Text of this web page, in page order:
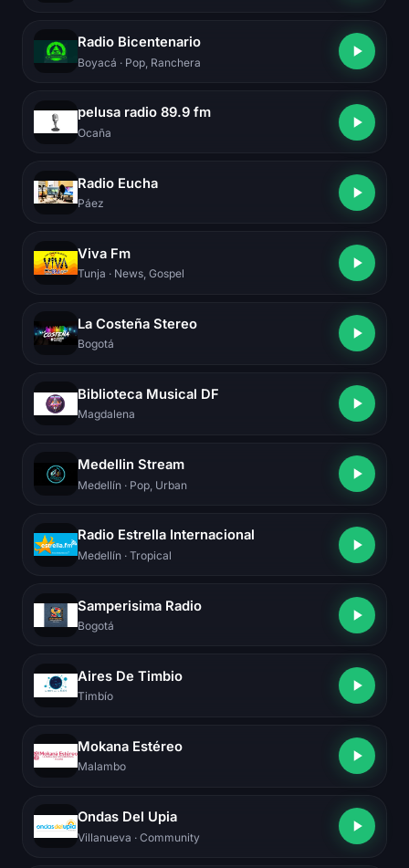
Radio Bicentenario
Boyacá · Pop, Ranchera
pelusa radio 89.9 fm
Ocaña
Radio Eucha
Páez
Viva Fm
Tunja · News, Gospel
La Costeña Stereo
Bogotá
Biblioteca Musical DF
Magdalena
Medellin Stream
Medellín · Pop, Urban
Radio Estrella Internacional
Medellín · Tropical
Samperisima Radio
Bogotá
Aires De Timbio
Timbío
Mokana Estéreo
Malambo
Ondas Del Upia
Villanueva · Community